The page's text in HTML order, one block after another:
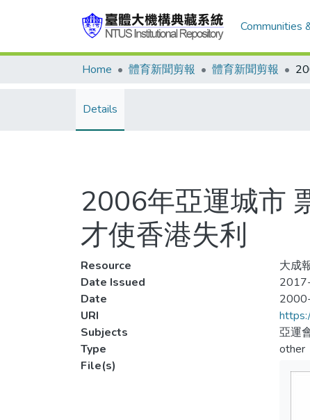
Communities
Home 體育新聞剪報 體育新聞剪報
Details
2006年亞運城市
才使香港失利
Resource
大成
Date Issued
Date
URI
Subjects
亞運
Type
other
File(s)